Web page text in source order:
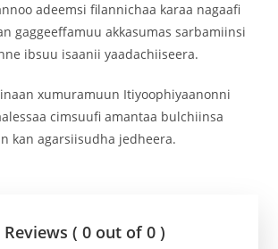
adeemsi filannichaa karaa nagaafi
gaggeeffamuu akkasumas sarbamiinsi
ibsuu isaanii yaadachiiseera.
xumuramuun Itiyoophiyaanonni
cimsuufi amantaa bulchiinsa
kan agarsiisudha jedheera.
Reviews ( 0 out of 0 )